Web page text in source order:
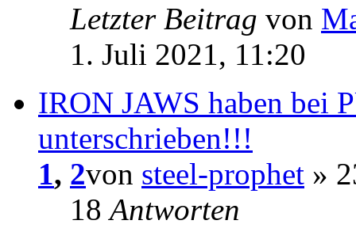
Letzter Beitrag von
1. Juli 2021, 11:20
IRON JAWS haben bei
unterschrieben!!!
1, 2von steel-prophet »
18Antworten